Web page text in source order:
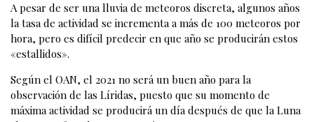
A pesar de ser una lluvia de meteoros discreta, algunos años
la tasa de actividad se incrementa a más de 100 meteoros por
hora, pero es difícil predecir en que año se producirán estos
«estallidos».
Según el OAN, el 2021 no será un buen año para la
observación de las Líridas, puesto que su momento de
máxima actividad se producirá un día después de que la Luna